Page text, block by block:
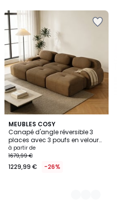
MEUBLES COSY
Canapé d'angle réversible 3
places avec 3 poufs en velours
côtelé, SNOW
à partir de
1679,99 €
1229,99 € -26%
5
Couleurs